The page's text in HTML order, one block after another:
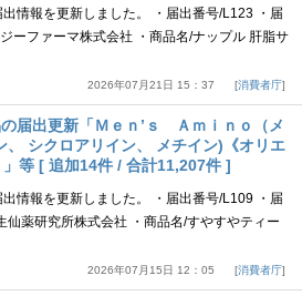
情報を更新しました。 ・届出番号/L123 ・届
ーファーマ株式会社 ・商品名/ナップル 肝脂サ
2026年07月21日 15：37 消費者庁
届出更新「Ｍｅｎ’ｓ Ａｍｉｎｏ（メ
、 シクロアリイン、 メチイン)《オリエ
等 [ 追加14件 / 合計11,207件 ]
情報を更新しました。 ・届出番号/L109 ・届
薬研究所株式会社 ・商品名/すやすやティー
2026年07月15日 12：05 消費者庁